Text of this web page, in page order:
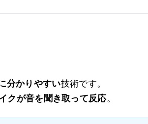
分かりやすい技術です。
クが音を聞き取って反応。